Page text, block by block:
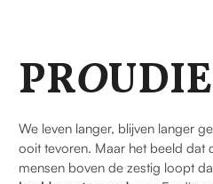
PRO
We leven langer, blijven langer
ooit tevoren. Maar het beeld dat
mensen boven de zestig loopt